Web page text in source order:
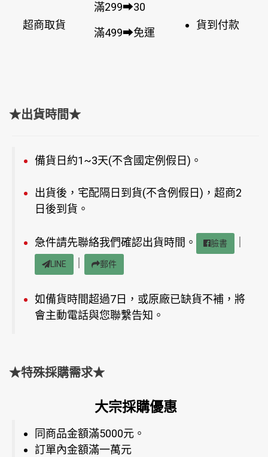
超商取貨
滿299➡30
滿499➡免運
貨到付款
★出貨時間★
備貨日約1~3天(不含國定例假日)。
出貨後，宅配隔日到貨(不含例假日)，超商2
日後到貨。
急件請先聯絡我們確認出貨時間。 臉書
LINE 郵件
如備貨時間超過7日，或原廠已缺貨不補，將
會主動電話與您聯繫告知。
★特殊採購需求★
大宗採購優惠
同商品金額滿5000元。
訂單內金額滿一萬元